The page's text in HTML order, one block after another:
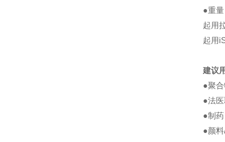
●重
起用
起用
建议
●聚
●法
●制药
●颜